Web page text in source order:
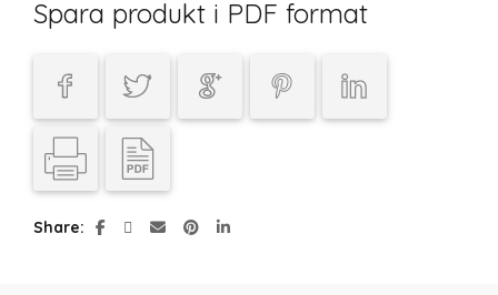
Spara produkt i PDF format
Share